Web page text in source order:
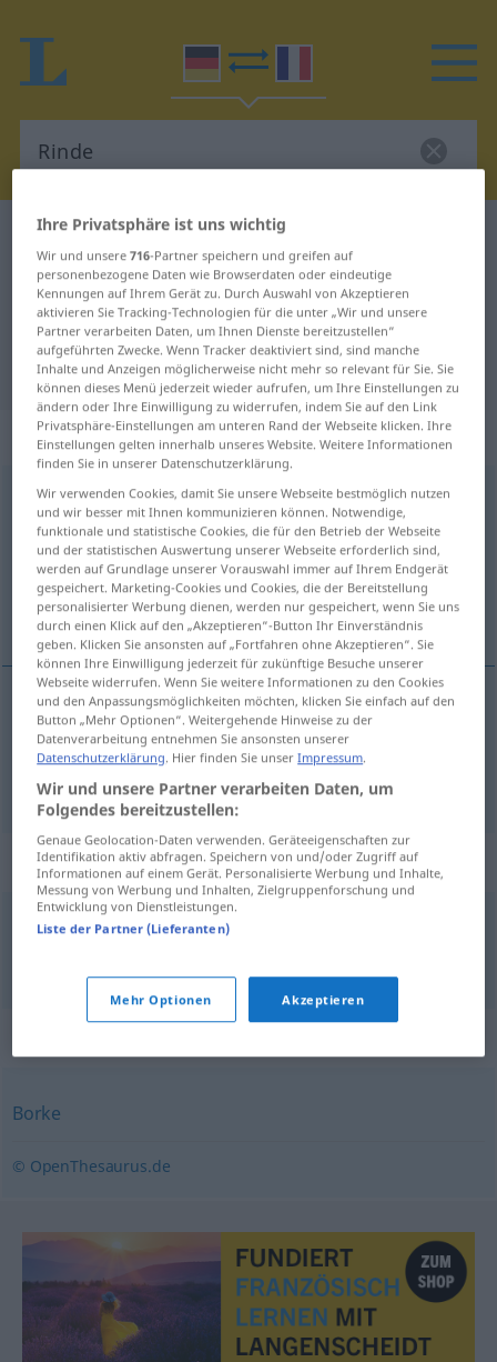
Deutsch-Französisch Wörterbuch
Deutsch-Französisch Übersetzung
für "Rinde"
"Rinde" Französisch Übersetzung
„Rinde“: Femininum
Rinde [ˈrɪndə]f <Rinde;Rinden>
Übersicht aller Übersetzungen
(Für mehr Details die Übersetzung anklicken/antippen)
écorce, croûte
écorcef Rinde (≈ Baumrinde)
croûte f Rinde(≈ Brotrinde, Käserinde)
Beispielsätze für "Rinde"
seinen Namenin die Rinderitzen
Borke
© OpenThesaurus.de
Ihre Privatsphäre ist uns wichtig
Wir und unsere716-Partner speichern und greifen auf
personenbezogene Daten wie Browserdaten oder eindeutige
Kennungen auf Ihrem Gerät zu. Durch Auswahl von Akzeptieren
aktivieren Sie Tracking-Technologien für die unter „Wir und unsere
Partner verarbeiten Daten, um Ihnen Dienste bereitzustellen“
aufgeführten Zwecke. Wenn Tracker deaktiviert sind, sind manche
Inhalte und Anzeigen möglicherweise nicht mehr so relevant für Sie. Sie
können dieses Menü jederzeit wieder aufrufen, um Ihre Einstellungen zu
ändern oder Ihre Einwilligung zu widerrufen, indem Sie auf den Link
Privatsphäre-Einstellungen am unteren Rand der Webseite klicken. Ihre
Einstellungen gelten innerhalb unseres Website. Weitere Informationen
finden Sie in unserer Datenschutzerklärung.
Wir verwenden Cookies, damit Sie unsere Webseite bestmöglich nutzen
und wir besser mit Ihnen kommunizieren können. Notwendige,
funktionale und statistische Cookies, die für den Betrieb der Webseite
und der statistischen Auswertung unserer Webseite erforderlich sind,
werden auf Grundlage unserer Vorauswahl immer auf Ihrem Endgerät
gespeichert. Marketing-Cookies und Cookies, die der Bereitstellung
personalisierter Werbung dienen, werden nur gespeichert, wenn Sie uns
durch einen Klick auf den „Akzeptieren“-Button Ihr Einverständnis
geben. Klicken Sie ansonsten auf „Fortfahren ohne Akzeptieren“. Sie
können Ihre Einwilligung jederzeit für zukünftige Besuche unserer
Webseite widerrufen. Wenn Sie weitere Informationen zu den Cookies
und den Anpassungsmöglichkeiten möchten, klicken Sie einfach auf den
Button „Mehr Optionen“. Weitergehende Hinweise zu der
Datenverarbeitung entnehmen Sie ansonsten unserer
Datenschutzerklärung. Hier finden Sie unserImpressum.
Wir und unsere Partner verarbeiten Daten, um
Folgendes bereitzustellen:
Genaue Geolocation-Daten verwenden. Geräteeigenschaften zur
Identifikation aktiv abfragen. Speichern von und/oder Zugriff auf
Informationen auf einem Gerät. Personalisierte Werbung und Inhalte,
Messung von Werbung und Inhalten, Zielgruppenforschung und
Entwicklung von Dienstleistungen.
Liste der Partner (Lieferanten)
Mehr Optionen Akzeptieren